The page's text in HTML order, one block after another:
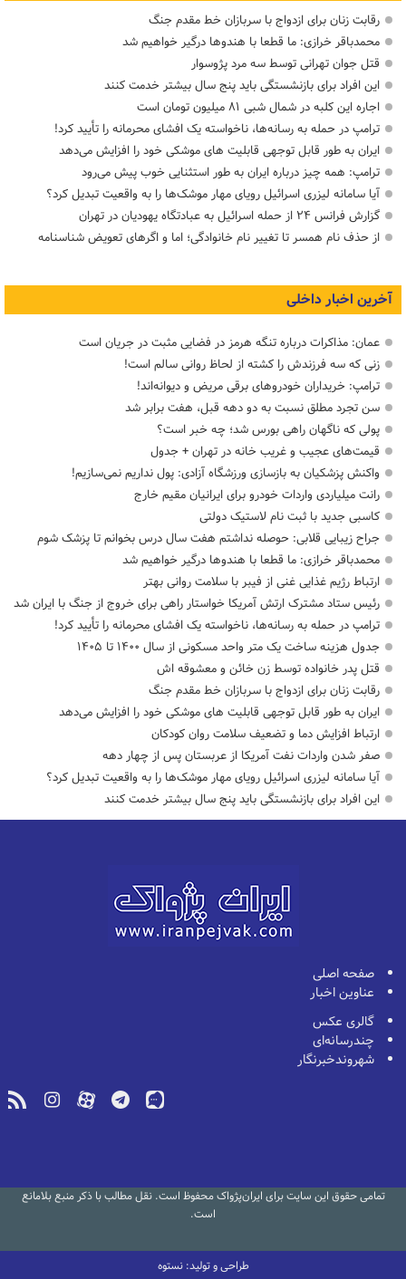
رقابت زنان برای ازدواج با سربازان خط مقدم جنگ
محمدباقر خرازی: ما قطعا با هندوها درگیر خواهیم شد
قتل جوان تهرانی توسط سه مرد پژوسوار
این افراد برای بازنشستگی باید پنج سال بیشتر خدمت کنند
اجاره این کلبه در شمال شبی ۸۱ میلیون تومان است
ترامپ در حمله‌ به رسانه‌ها، ناخواسته یک افشای محرمانه را تأیید کرد!
ایران به طور قابل توجهی قابلیت های موشکی خود را افزایش می‌دهد
ترامپ: همه چیز درباره ایران به طور استثنایی خوب پیش می‌رود
آیا سامانه لیزری اسرائیل رویای مهار موشک‌ها را به واقعیت تبدیل کرد؟
گزارش فرانس ۲۴ از حمله اسرائیل به عبادتگاه یهودیان در تهران
از حذف نام همسر تا تغییر نام خانوادگی؛ اما و اگرهای تعویض شناسنامه
آخرین اخبار داخلی
عمان: مذاکرات درباره تنگه هرمز در فضایی مثبت در جریان است
زنی که سه فرزندش را کشته از لحاظ روانی سالم است!
ترامپ: خریداران خودروهای برقی مریض و دیوانه‌اند!
سن تجرد مطلق نسبت به دو دهه قبل، هفت برابر شد
پولی که ناگهان راهی بورس شد؛ چه خبر است؟
قیمت‌های عجیب و غریب خانه در تهران + جدول
واکنش پزشکیان به بازسازی ورزشگاه آزادی: پول نداریم نمی‌سازیم!
رانت میلیاردی واردات خودرو برای ایرانیان مقیم خارج
کاسبی جدید با ثبت نام لاستیک دولتی
جراح زیبایی قلابی: حوصله نداشتم هفت سال درس بخوانم تا پزشک شوم
محمدباقر خرازی: ما قطعا با هندوها درگیر خواهیم شد
ارتباط رژیم غذایی غنی از فیبر با سلامت روانی بهتر
رئیس ستاد مشترک ارتش آمریکا خواستار راهی برای خروج از جنگ با ایران شد
ترامپ در حمله‌ به رسانه‌ها، ناخواسته یک افشای محرمانه را تأیید کرد!
جدول هزینه ساخت یک متر واحد مسکونی از سال ۱۴۰۰ تا ۱۴۰۵
قتل پدر خانواده توسط زن خائن و معشوقه اش
رقابت زنان برای ازدواج با سربازان خط مقدم جنگ
ایران به طور قابل توجهی قابلیت های موشکی خود را افزایش می‌دهد
ارتباط افزایش دما و تضعیف سلامت روان کودکان
صفر شدن واردات نفت آمریکا از عربستان پس از چهار دهه
آیا سامانه لیزری اسرائیل رویای مهار موشک‌ها را به واقعیت تبدیل کرد؟
این افراد برای بازنشستگی باید پنج سال بیشتر خدمت کنند
صفحه اصلی
عناوین اخبار
گالری عکس
چندرسانه‌ای
شهروندخبرنگار
تمامی حقوق این سایت برای ایران‌پژواک محفوظ است. نقل مطالب با ذکر منبع بلامانع
است.
طراحی و تولید: نستوه